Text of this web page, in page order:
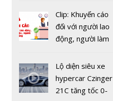
nghệ hàng đầu Mỹ
mở trung tâm
khoa học công
Clip: Khuyến cáo
đối với người lao
động, người làm
hàng tại khu dịch
vụ trong dịch
Covid-19
Lộ diện siêu xe
hypercar Czinger
21C tăng tốc 0-